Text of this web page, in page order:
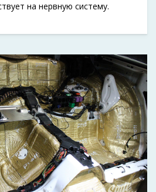
на нервную систему.